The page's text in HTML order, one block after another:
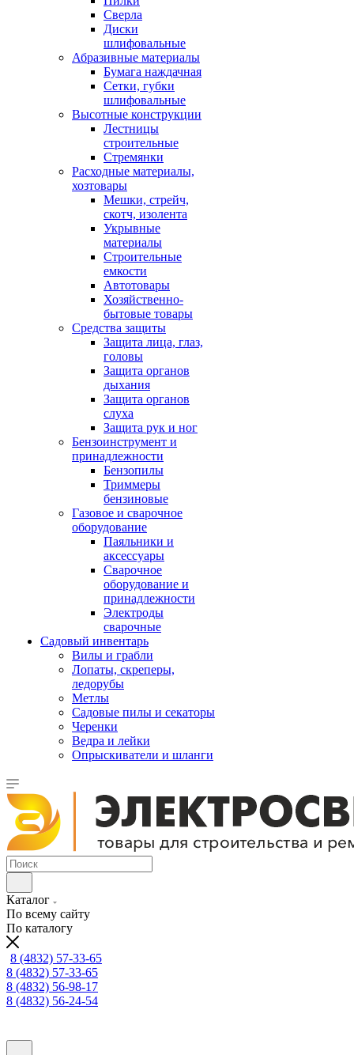
Сверла
Диски
шлифовальные
Абразивные материалы
Бумага наждачная
Сетки, губки
шлифовальные
Высотные конструкции
Лестницы
строительные
Стремянки
Расходные материалы,
хозтовары
Мешки, стрейч,
скотч, изолента
Укрывные
материалы
Строительные
емкости
Автотовары
Хозяйственно-
бытовые товары
Средства защиты
Защита лица, глаз,
головы
Защита органов
дыхания
Защита органов
слуха
Защита рук и ног
Бензоинструмент и
принадлежности
Бензопилы
Триммеры
бензиновые
Газовое и сварочное
оборудование
Паяльники и
аксессуары
Сварочное
оборудование и
принадлежности
Электроды
сварочные
Садовый инвентарь
Вилы и грабли
Лопаты, скреперы,
ледорубы
Метлы
Садовые пилы и секаторы
Черенки
Ведра и лейки
Опрыскиватели и шланги
Каталог
По всему сайту
По каталогу
8 (4832) 57-33-65
8 (4832) 57-33-65
8 (4832) 56-98-17
8 (4832) 56-24-54